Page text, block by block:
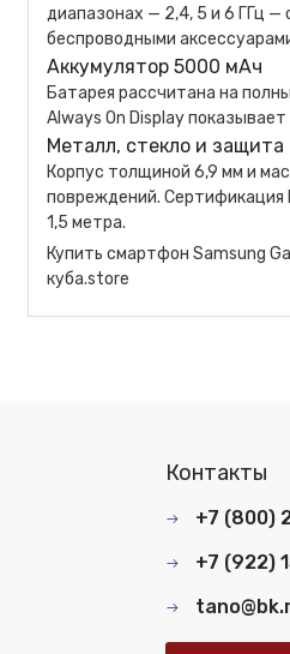
диапазонах — 2,4, 5 и 6 ГГц
беспроводными
Аккумулятор 5000 мАч
Батарея рассчитана на
Always On Display
Металл, стекло и защита
Корпус толщиной 6,9 мм и
повреждений. Сертификация
1,5 метра.
Купить смартфон Samsung
куба.store
Контакты
+7 (800)
+7 (922)